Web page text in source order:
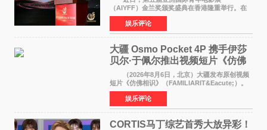
（AIYFF）金兰奖颁奖盛典在香港隆重举行。在
这场汇聚数百位海内外电影人、文化界人士及媒
体代表的亚洲青年影视盛会上，香港本土电影
《香港一夜》（Dawn in Ho
娱乐评论
大疆 Osmo Pocket 4P 携手伊莎
贝尔·于佩尔推出视频短片《仿佛
相识》
（2026年8月6日，北京）大疆发布原创视频
短片《仿佛相识》（FAMILIARIT&Eacute;）。
视频短片由戛纳国际电影节最佳女演员伊莎贝尔·
于佩尔（Isabelle Huppert）主演，全程使用大
疆首款双主摄口
娱乐评论
CORTIS马丁综艺首秀大放异彩！